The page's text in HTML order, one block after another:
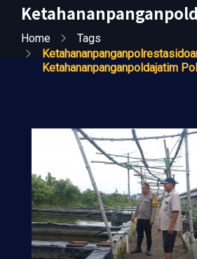
Home
Tags
Ketahananpanganpoldajatim